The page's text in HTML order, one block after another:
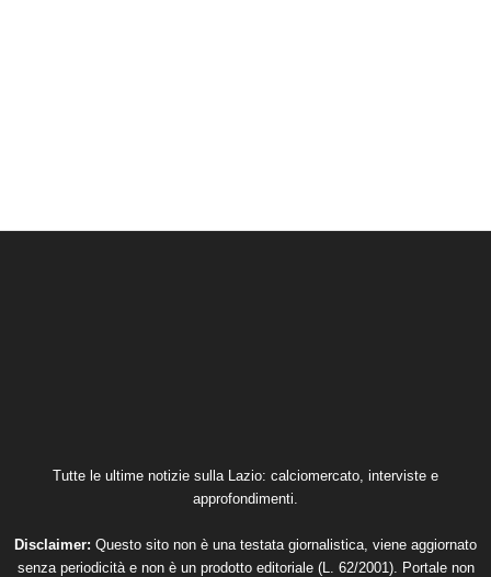
Tutte le ultime notizie sulla Lazio: calciomercato, interviste e
approfondimenti.
Disclaimer: Questo sito non è una testata giornalistica, viene aggiornato
senza periodicità e non è un prodotto editoriale (L. 62/2001). Portale non